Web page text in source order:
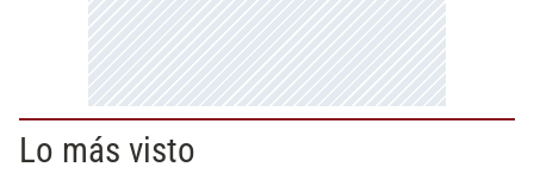
Lo más visto